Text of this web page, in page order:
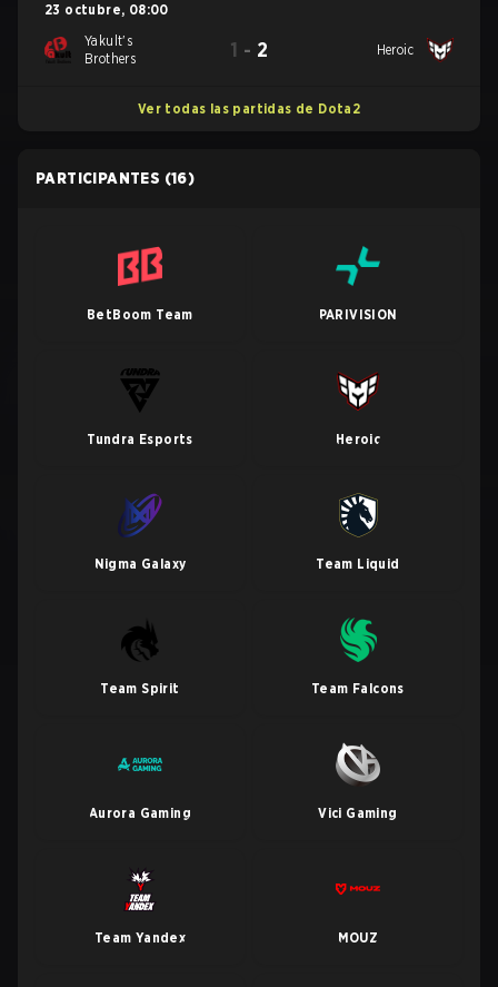
23 octubre, 08:00
Yakult's
Brothers
1 - 2 Heroic
Ver todas las partidas de Dota2
PARTICIPANTES (16)
BetBoom Team PARIVISION
Tundra Esports Heroic
Nigma Galaxy Team Liquid
Team Spirit Team Falcons
Aurora Gaming Vici Gaming
Team Yandex MOUZ